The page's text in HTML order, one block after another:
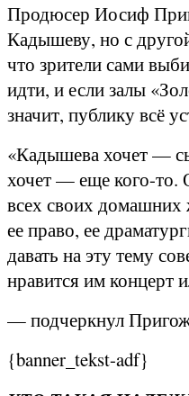
Продюсер Иосиф
Кадышеву, но с
что зрители сами
идти, и если залы
значит, публику всё
«Кадышева хочет —
хочет — еще кого-то.
всех своих
ее право, ее
давать на эту тему
нравится им концерт
— подчеркнул
{banner_tekst-adf}